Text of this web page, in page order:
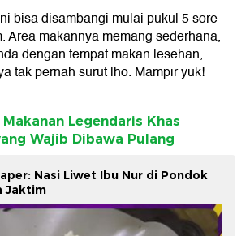
bisa disambangi mulai pukul 5 sore
Area makannya memang sederhana,
dengan tempat makan lesehan,
tak pernah surut lho. Mampir yuk!
Legendaris Khas
Wajib Dibawa Pulang
Nasi Liwet Ibu Nur di Pondok
Jaktim